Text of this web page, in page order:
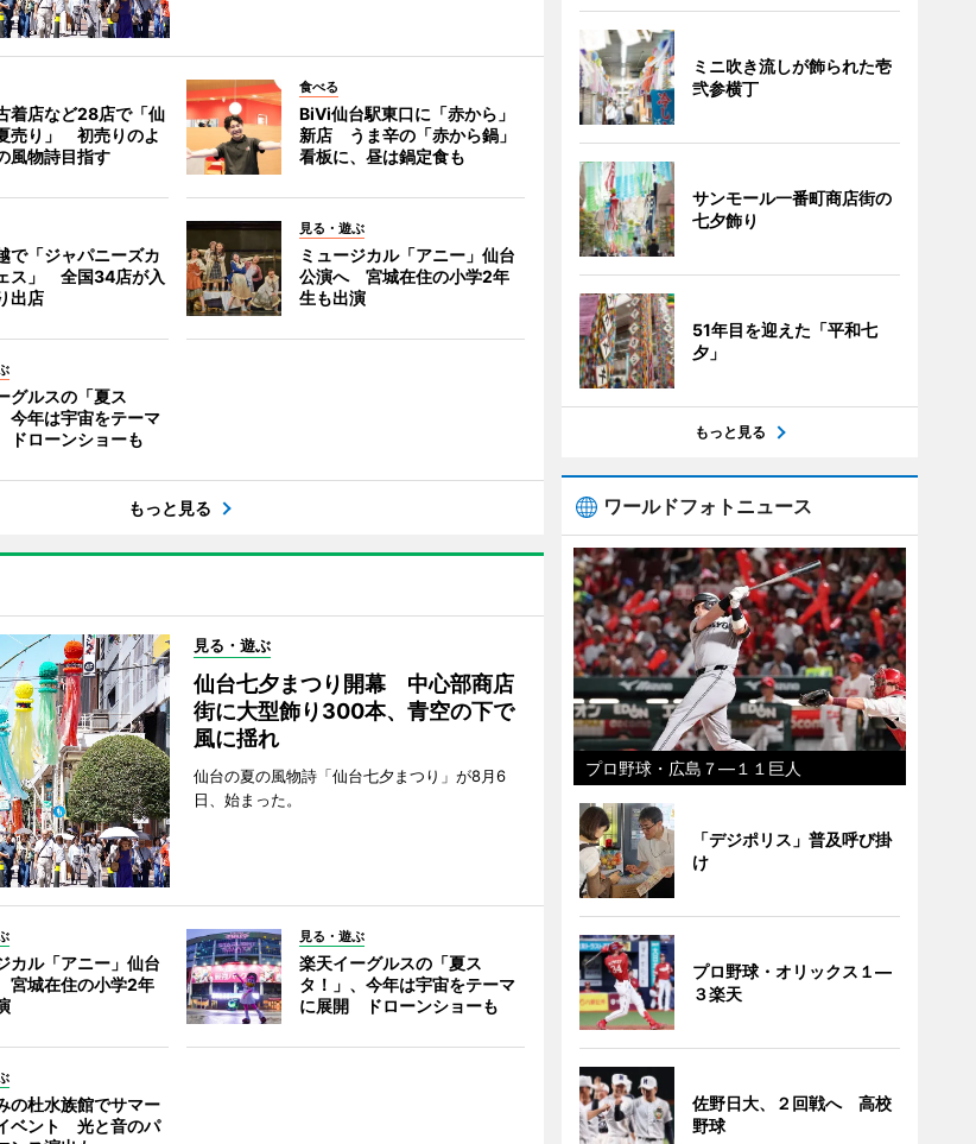
着店など28店で「仙
売り」 初売りのよ
風物詩目指す
食べる
BiVi仙台駅東口に「赤から」
新店 うま辛の「赤から鍋」
看板に、昼は鍋定食も
で「ジャパニーズカ
ス」 全国34店が入
出店
見る・遊ぶ
ミュージカル「アニー」仙台
公演へ 宮城在住の小学2年
生も出演
グルスの「夏ス
今年は宇宙をテーマ
ローンショーも
もっと見る
見る・遊ぶ
仙台七夕まつり開幕 中心部商店
街に大型飾り300本、青空の下で
風に揺れ
仙台の夏の風物詩「仙台七夕まつり」が8月6
日、始まった。
カル「アニー」仙台
城在住の小学2年
見る・遊ぶ
楽天イーグルスの「夏ス
タ！」、今年は宇宙をテーマ
に展開 ドローンショーも
の杜水族館でサマー
ベント 光と音のパ
ミニ吹き流しが飾られた壱
弐参横丁
サンモール一番町商店街の
七夕飾り
51年目を迎えた「平和七
夕」
もっと見る
ワールドフォトニュース
プロ野球・広島７―１１巨人
「デジポリス」普及呼び掛
け
プロ野球・オリックス１―
３楽天
佐野日大、２回戦へ 高校
野球